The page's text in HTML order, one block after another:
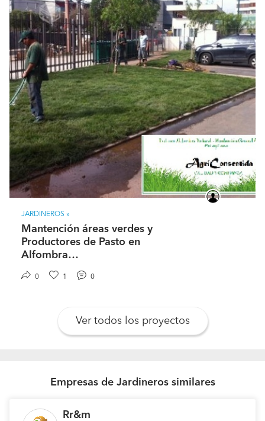
De Parque en Ciruelos, Pichilemu.
JARDINEROS »
Mantención áreas verdes y
Productores de Pasto en
Alfombra…
0 1 0
Ver todos los proyectos
Empresas de Jardineros similares
Rr&m